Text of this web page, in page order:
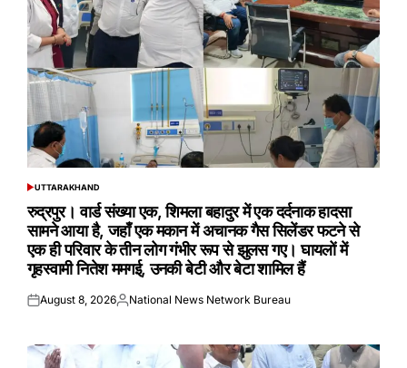
POSTED
UTTARAKHAND
रुद्रपुर। वार्ड संख्या एक, शिमला बहादुर में एक दर्दनाक हादसा
सामने आया है, जहाँ एक मकान में अचानक गैस सिलेंडर फटने से
एक ही परिवार के तीन लोग गंभीर रूप से झुलस गए। घायलों में
गृहस्वामी नितेश ममगई, उनकी बेटी और बेटा शामिल हैं
Posted
August 8, 2026Posted
National News Network Bureau